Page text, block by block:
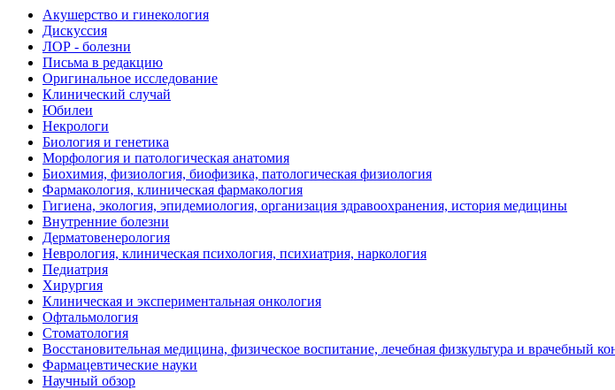
Акушерство и гинекология
Дискуссия
ЛОР - болезни
Письма в редакцию
Оригинальное исследование
Клинический случай
Юбилеи
Некрологи
Биология и генетика
Морфология и патологическая анатомия
Биохимия, физиология, биофизика, патологическая физиология
Фармакология, клиническая фармакология
Гигиена, экология, эпидемиология, организация здравоохранения, история медицины
Внутренние болезни
Дерматовенерология
Неврология, клиническая психология, психиатрия, наркология
Педиатрия
Хирургия
Клиническая и экспериментальная онкология
Офтальмология
Стоматология
Восстановительная медицина, физическое воспитание, лечебная физкультура и врачебный
Фармацевтические науки
Научный обзор